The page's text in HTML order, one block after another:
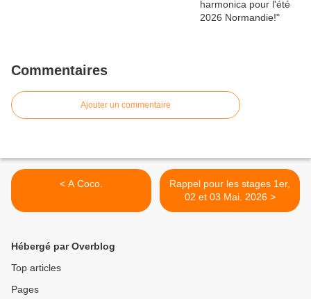
Commentaires
Ajouter un commentaire
< A Coco.
Rappel pour les stages 1er,
02 et 03 Mai. 2026 >
Hébergé par Overblog
Top articles
Pages